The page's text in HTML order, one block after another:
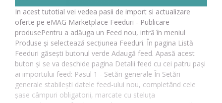
In acest tutotial vei vedea pasii de import si actualizare
oferte pe eMAG Marketplace Feeduri - Publicare
produsePentru a adăuga un Feed nou, intră în meniul
Produse și selectează secțiunea Feeduri. În pagina Listă
Feeduri găsești butonul verde Adaugă feed. Apasă acest
buton și se va deschide pagina Detalii feed cu cei patru pași
ai importului feed: Pasul 1 - Setări generale În Setări
generale stabilești datele feed-ului nou, completând cele
șase câmpuri obligatorii, marcate cu steluța